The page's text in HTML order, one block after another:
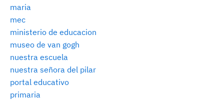
maria
mec
ministerio de educacion
museo de van gogh
nuestra escuela
nuestra señora del pilar
portal educativo
primaria